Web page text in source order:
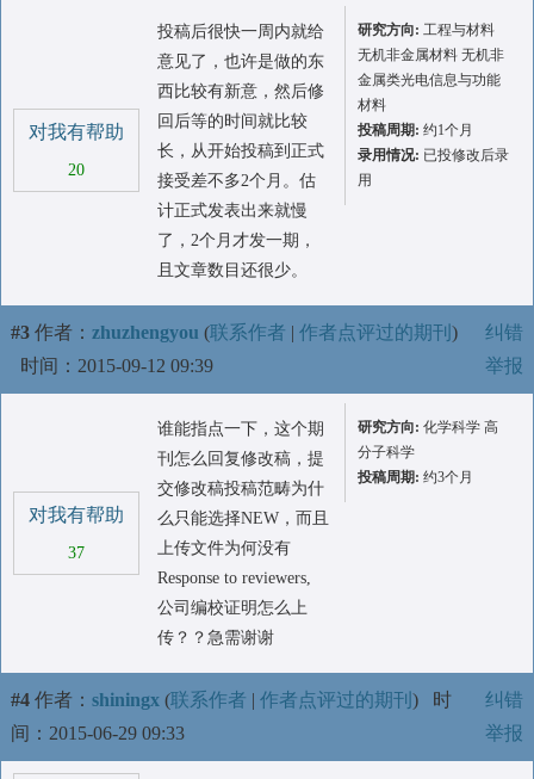
对我有帮助
20
投稿后很快一周内就给
意见了，也许是做的东
西比较有新意，然后修
回后等的时间就比较
长，从开始投稿到正式
接受差不多2个月。估
计正式发表出来就慢
了，2个月才发一期，
且文章数目还很少。
研究方向: 工程与材料
无机非金属材料 无机非
金属类光电信息与功能
材料
投稿周期: 约1个月
录用情况: 已投修改后录
用
#3 作者： zhuzhengyou (联系作者 | 作者点评过的期刊 )
时间：2015-09-12 09:39
纠错
举报
对我有帮助
37
谁能指点一下，这个期
刊怎么回复修改稿，提
交修改稿投稿范畴为什
么只能选择NEW，而且
上传文件为何没有
Response to reviewers,
公司编校证明怎么上
传？？急需谢谢
研究方向: 化学科学 高
分子科学
投稿周期: 约3个月
#4 作者： shiningx (联系作者 | 作者点评过的期刊 ) 时
间：2015-06-29 09:33
纠错
举报